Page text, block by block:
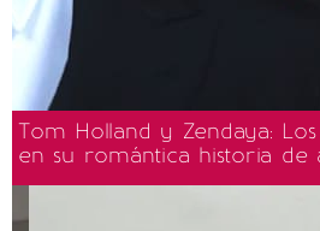
Tom Holland y Zendaya:
en su romántica historia de